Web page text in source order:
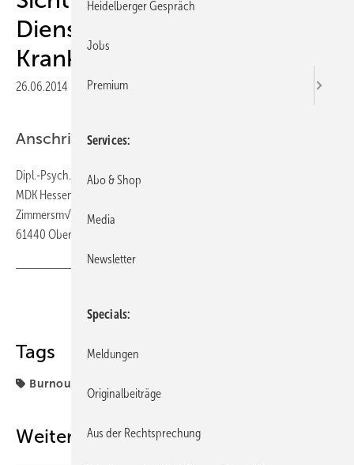
Dienstes der
Krankenversicherung
26.06.2014 Veröffentlicht in
Anschrift des Verfassers
Dipl.-Psych. Ruth Rohdich
MDK Hessen
Zimmersm√ºhlenweg 23
61440 Oberursel
Tags
Burnout-Syndrom
Weitere Inhalte
Heidelberger Gespräch
Jobs
Premium
Services
Abo & Shop
Media
Newsletter
Specials
Meldungen
Originalbeiträge
Aus der Rechtsprechung